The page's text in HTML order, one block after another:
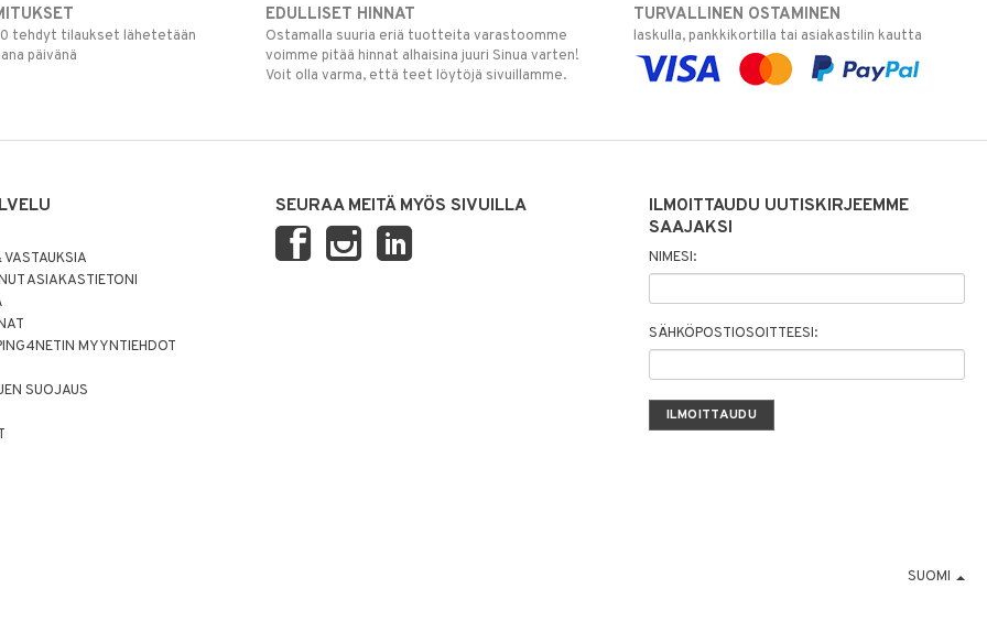
tehdyt tilaukset lähetetään
päivänä
EDULLISET HINNAT
Ostamalla suuria eriä tuotteita varastoomme
voimme pitää hinnat alhaisina juuri Sinua varten!
Voit olla varma, että teet löytöjä sivuillamme.
TURVALLINEN OSTAMINEN
laskulla, pankkikortilla tai asiakastilin kautta
ASIAKASTIETONI
MYYNTIEHDOT
SUOJAUS
SEURAA MEITÄ MYÖS SIVUILLA
ILMOITTAUDU UUTISKIRJEEMME
SAAJAKSI
NIMESI:
SÄHKÖPOSTIOSOITTEESI:
SUOMI